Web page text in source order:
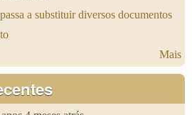
a substituir diversos documentos
Mais